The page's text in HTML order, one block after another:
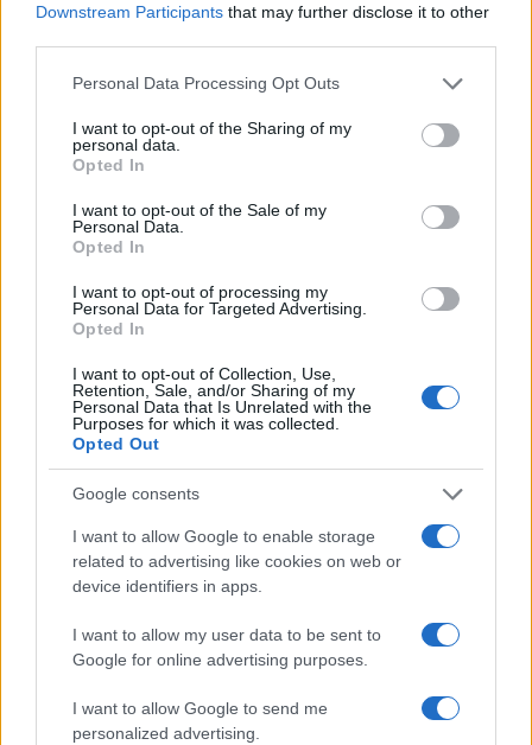
Downstream Participants that may further disclose it to other
Please note that this website/app uses one or more Google
not limited to your visit or usage behaviour. You may click to
grant or deny consent to Google and its third-party tags to
use your data for below specified purposes in below Google
consent section.
Personal Data Processing Opt Outs
I want to opt-out of the Sharing of my
personal data.
Opted In
I want to opt-out of the Sale of my
Personal Data.
Opted In
I want to opt-out of processing my
Personal Data for Targeted Advertising.
Opted In
I want to opt-out of Collection, Use,
Retention, Sale, and/or Sharing of my
Personal Data that Is Unrelated with the
Purposes for which it was collected.
Opted Out
Google consents
I want to allow Google to enable storage
related to advertising like cookies on web or
device identifiers in apps.
I want to allow my user data to be sent to
Google for online advertising purposes.
I want to allow Google to send me
personalized advertising.
KPI e ROI
Edoardo Marchesi · 9 Ago 2026
FIERE E EVENTI
Fiere B2B: come ideare uno stand che genera lead
qualificati